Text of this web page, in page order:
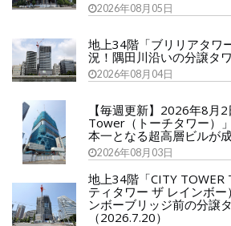
2026年08月05日
地上34階「ブリリアタワ
況！隅田川沿いの分譲タ
2026年08月04日
【毎週更新】2026年8月
Tower（トーチタワー）
本一となる超高層ビルが
2026年08月03日
地上34階「CITY TOWER
ティタワー ザ レインボ
ンボーブリッジ前の分譲
（2026.7.20）